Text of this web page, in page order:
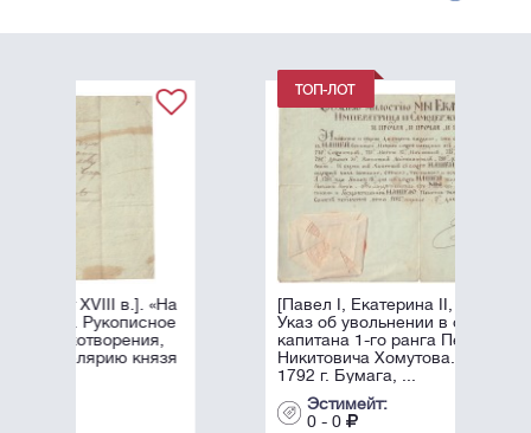
[Павел I, Екатерина II, автографы].
Указ об увольнении в отставку
капитана 1-го ранга Петра
Никитовича Хомутова. 2 апреля